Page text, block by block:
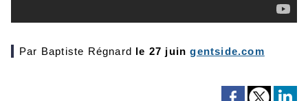
Par Baptiste Régnard le 27 juingentside.com